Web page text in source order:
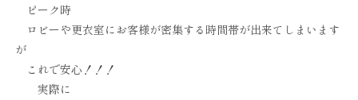
ピーク時
ロビーや更衣室にお客様が密集する時間帯が出来てしまいます
が
これで安心！！！
実際に